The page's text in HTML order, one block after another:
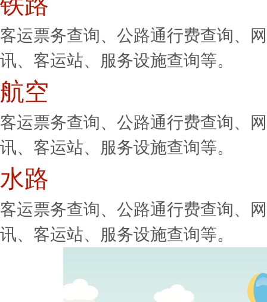
客运票务查询、公路通行费查询、
讯、客运站、服务设施查询等。
航空
客运票务查询、公路通行费查询、
讯、客运站、服务设施查询等。
水路
客运票务查询、公路通行费查询、
讯、客运站、服务设施查询等。